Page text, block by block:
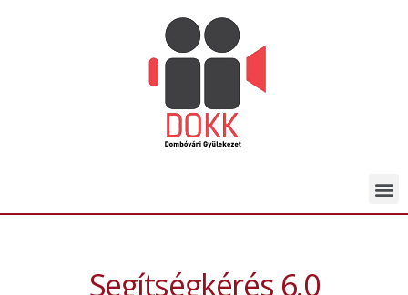
Segítségkérés 6.0